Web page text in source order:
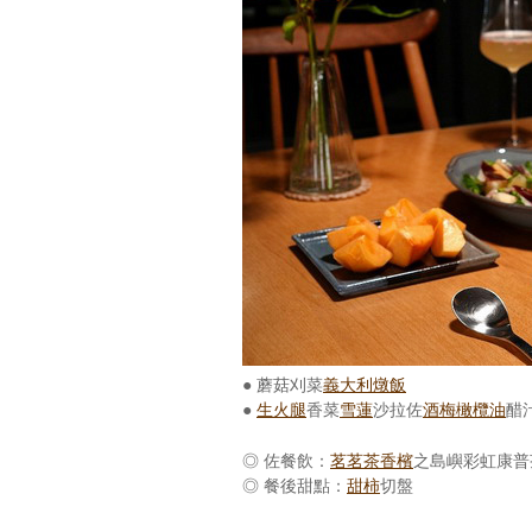
● 蘑菇刈菜義大利燉飯
● 生火腿香菜雪蓮沙拉佐酒梅橄欖油醋
◎ 佐餐飲： 茗茗茶香檳之島嶼彩虹康
◎ 餐後甜點： 甜柿切盤